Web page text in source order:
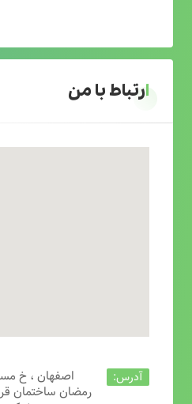
ارتباط با من
آدرس:
اصفهان ، خ
رمضان ساختمان